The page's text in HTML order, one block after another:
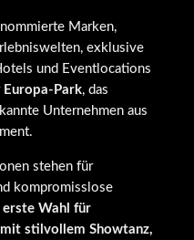
Marken,
exklusive
und Eventlocations
Europa-Park, das
Unternehmen aus
stehen für
kompromisslose
Wahl für
stilvollem Showtanz,